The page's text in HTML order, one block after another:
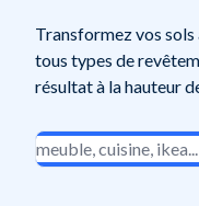
Transformez vos
tous types de
résultat à la hauteur